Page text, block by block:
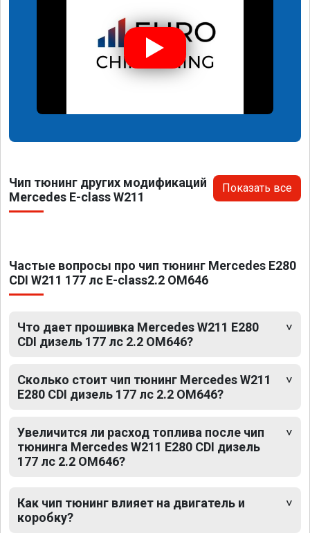
Чип тюнинг других модификаций
Mercedes E-class W211
Показать все
Частые вопросы про чип тюнинг Mercedes E280
CDI W211 177 лс E-class2.2 OM646
Что дает прошивка Mercedes W211 E280
CDI дизель 177 лс 2.2 OM646?
Сколько стоит чип тюнинг Mercedes W211
E280 CDI дизель 177 лс 2.2 OM646?
Увеличится ли расход топлива после чип
тюнинга Mercedes W211 E280 CDI дизель
177 лс 2.2 OM646?
Как чип тюнинг влияет на двигатель и
коробку?